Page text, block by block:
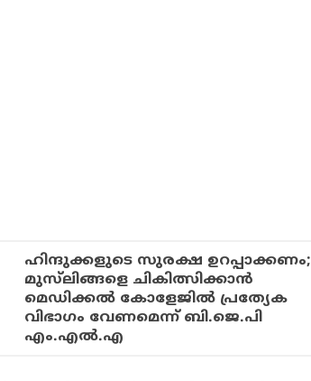
ഹിന്ദുക്കളുടെ സുരക്ഷ ഉറപ്പാക്കണം;
മുസ്‌ലിങ്ങളെ ചികിത്സിക്കാന്‍
മെഡിക്കല്‍ കോളേജിൽ പ്രത്യേക
വിഭാഗം വേണമെന്ന് ബി.ജെ.പി
എം.എല്‍.എ